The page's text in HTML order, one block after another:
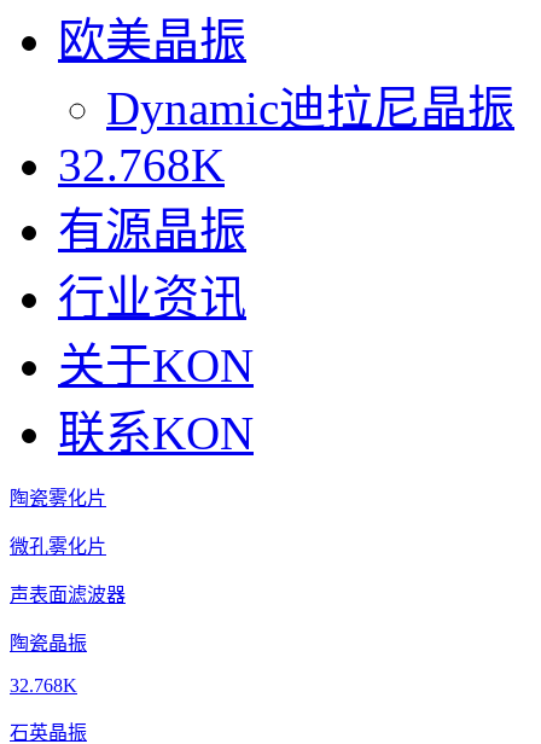
欧美晶振
Dynamic迪拉尼晶振
32.768K
有源晶振
行业资讯
关于KON
联系KON
陶瓷雾化片
微孔雾化片
声表面滤波器
陶瓷晶振
32.768K
石英晶振